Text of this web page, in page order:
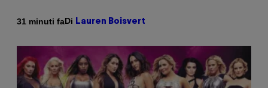
31 minuti faDi Lauren Boisvert